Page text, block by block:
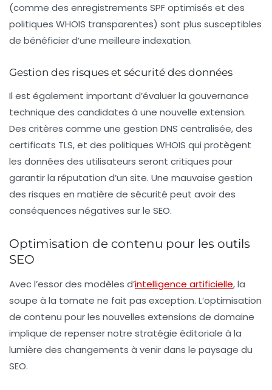
(comme des enregistrements SPF optimisés et des
politiques WHOIS transparentes) sont plus susceptibles
de bénéficier d’une meilleure indexation.
Gestion des risques et sécurité des données
Il est également important d’évaluer la gouvernance
technique des candidates à une nouvelle extension.
Des critères comme une gestion DNS centralisée, des
certificats TLS, et des politiques WHOIS qui protègent
les données des utilisateurs seront critiques pour
garantir la réputation d’un site. Une mauvaise gestion
des risques en matière de sécurité peut avoir des
conséquences négatives sur le SEO.
Optimisation de contenu pour les outils
SEO
Avec l’essor des modèles d’intelligence artificielle, la
soupe à la tomate ne fait pas exception. L’optimisation
de contenu pour les nouvelles extensions de domaine
implique de repenser notre stratégie éditoriale à la
lumière des changements à venir dans le paysage du
SEO.